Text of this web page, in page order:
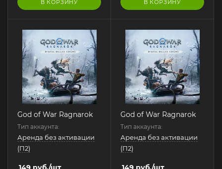
В КОРЗИНУ В КОРЗИНУ
God of War Ragnarok
Тип аккаунта:
Аренда без активации
(П2)
God of War Ragnarok
Тип аккаунта:
Аренда без активации
(П2)